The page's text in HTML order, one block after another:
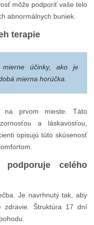
môže podporiť vaše telo
abnormálnych buniek.
terapie
účinky, ako je
mierna horúčka.
prvom mieste. Táto
a láskavosťou,
opisujú túto skúsenosť
celého
Je navrhnutý tak, aby
zdravie. Štruktúra 17 dní